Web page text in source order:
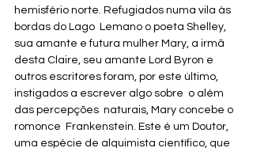
hemisfério norte. Refugiados numa vila às
bordas do Lago  Lemano o poeta Shelley,
sua amante e futura mulher Mary, a irmã
desta Claire, seu amante Lord Byron e
outros escritores foram, por este último,
instigados a escrever algo sobre  o além
das percepções  naturais, Mary concebe o
romonce  Frankenstein. Este é um Doutor,
uma espécie de alquimista científico, que